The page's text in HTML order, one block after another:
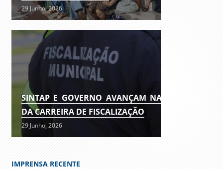
29 Junho, 2026
SINTAP E GOVERNO AVANÇAM NA REVISÃO
DA CARREIRA DE FISCALIZAÇÃO
29 Junho, 2026
IMPRENSA RECENTE